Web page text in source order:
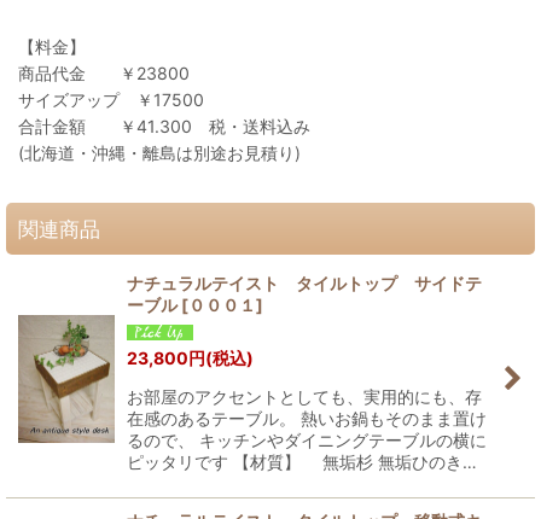
【料金】
商品代金 ￥23800
サイズアップ ￥17500
合計金額 ￥41.300 税・送料込み
(北海道・沖縄・離島は別途お見積り)
関連商品
ナチュラルテイスト タイルトップ サイドテ
ーブル [０００１]
23,800円(税込)
お部屋のアクセントとしても、実用的にも、存
在感のあるテーブル。 熱いお鍋もそのまま置け
るので、 キッチンやダイニングテーブルの横に
ピッタリです 【材質】 無垢杉 無垢ひのき…